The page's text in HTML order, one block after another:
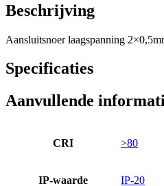
Beschrijving
Aansluitsnoer laagspanning
Specificaties
Aanvullende
CRI >80
IP-waarde IP-20